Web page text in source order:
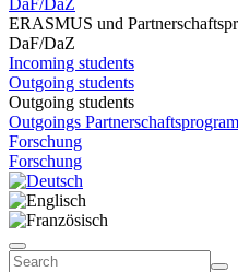
DaF/DaZ
ERASMUS und
DaF/DaZ
Incoming students
Outgoing students
Outgoing students
Outgoings
Forschung
Forschung